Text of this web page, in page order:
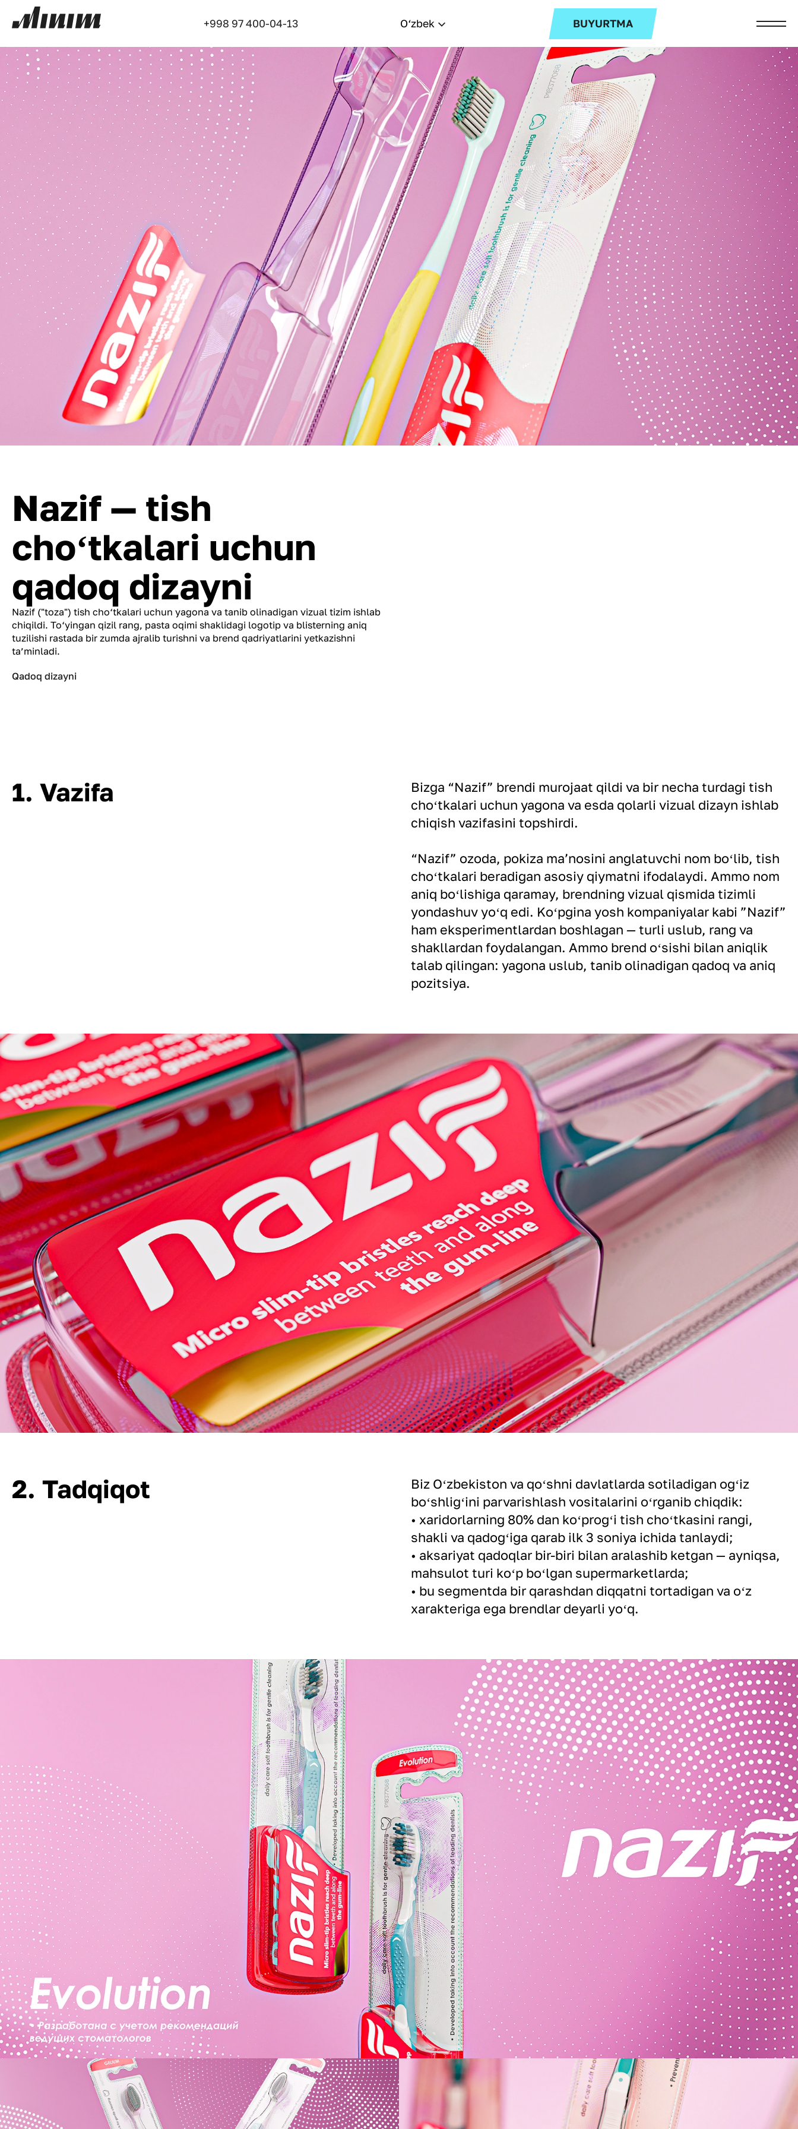
+998 97 400-04-13 O‘zbek BUYURTMA
Nazif — tish
choʻtkalari uchun
qadoq dizayni
Nazif ("toza") tish cho‘tkalari uchun yagona va tanib olinadigan vizual tizim ishlab
chiqildi. To‘yingan qizil rang, pasta oqimi shaklidagi logotip va blisterning aniq
tuzilishi rastada bir zumda ajralib turishni va brend qadriyatlarini yetkazishni
ta’minladi.
Qadoq dizayni
1. Vazifa
Bizga “Nazif” brendi murojaat qildi va bir necha turdagi tish
choʻtkalari uchun yagona va esda qolarli vizual dizayn ishlab
chiqish vazifasini topshirdi.
“Nazif” ozoda, pokiza maʼnosini anglatuvchi nom boʻlib, tish
choʻtkalari beradigan asosiy qiymatni ifodalaydi. Ammo nom
aniq boʻlishiga qaramay, brendning vizual qismida tizimli
yondashuv yoʻq edi. Koʻpgina yosh kompaniyalar kabi ”Nazif”
ham eksperimentlardan boshlagan — turli uslub, rang va
shakllardan foydalangan. Ammo brend oʻsishi bilan aniqlik
talab qilingan: yagona uslub, tanib olinadigan qadoq va aniq
pozitsiya.
2. Tadqiqot
Biz Oʻzbekiston va qoʻshni davlatlarda sotiladigan ogʻiz
boʻshligʻini parvarishlash vositalarini oʻrganib chiqdik:
• xaridorlarning 80% dan koʻprogʻi tish choʻtkasini rangi,
shakli va qadogʻiga qarab ilk 3 soniya ichida tanlaydi;
• aksariyat qadoqlar bir-biri bilan aralashib ketgan — ayniqsa,
mahsulot turi koʻp boʻlgan supermarketlarda;
• bu segmentda bir qarashdan diqqatni tortadigan va oʻz
xarakteriga ega brendlar deyarli yoʻq.